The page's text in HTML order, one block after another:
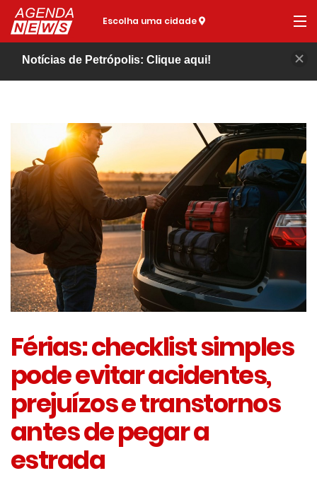
Escolha uma cidade
Notícias de Petrópolis: Clique aqui!
Férias: checklist simples
pode evitar acidentes,
prejuízos e transtornos
antes de pegar a
estrada